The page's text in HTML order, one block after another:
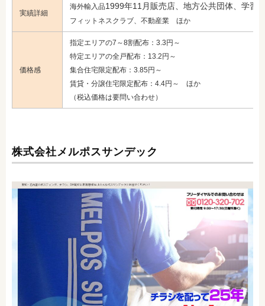
実績詳細
海外輸入品1999年11月販売店、地方公共団体、学習
フィットネスクラブ、不動産業 ほか
価格感
指定エリアの7～8割配布：3.3円～
特定エリアの全戸配布：13.2円～
集合住宅限定配布：3.85円～
賃貸・分譲住宅限定配布：4.4円～ ほか
（税込価格は要問い合わせ）
株式会社メルポスサンデック